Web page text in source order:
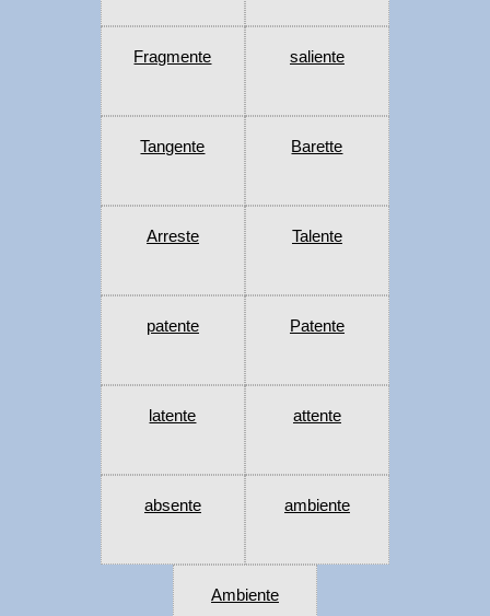
Fragmente saliente
Tangente Barette
Arreste Talente
patente Patente
latente attente
absente ambiente
Ambiente